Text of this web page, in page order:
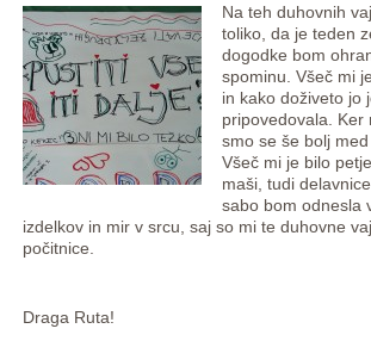
Na teh duhovnih
toliko, da je teden
dogodke bom
spominu. Všeč mi
in kako doživeto jo
pripovedovala. Ker
smo se še bolj med
Všeč mi je bilo
maši, tudi
sabo bom odnesla
izdelkov in mir v srcu, saj so mi te duhovne
počitnice.
Draga Ruta!